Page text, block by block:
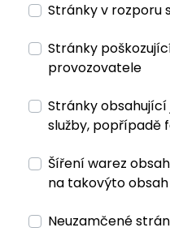
Stránky v rozporu
Stránky
provozovatele
Stránky
služby, popřípadě
Šíření warez
na takovýto obsah
Neuzamčené